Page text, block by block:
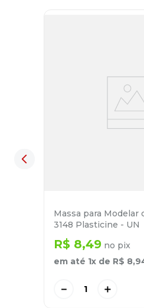
Massa para Modelar
3148 Plasticine - UN
R$ 8,49 no pix
em até 1x de R$ 8,
＋
－